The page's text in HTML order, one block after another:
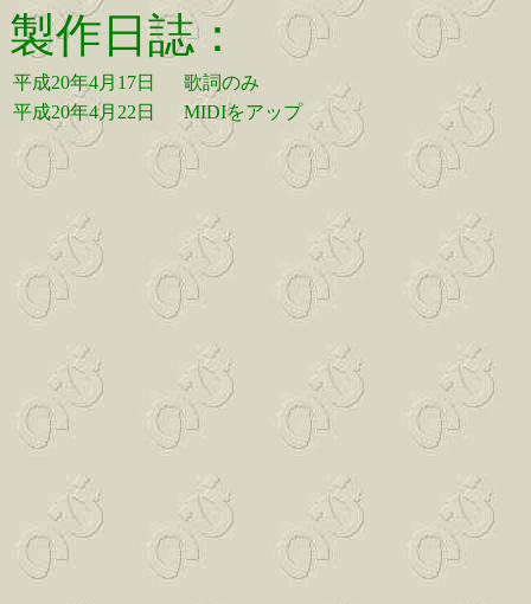
製作日誌：
平成20年4月17日
歌詞のみ
平成20年4月22日
MIDIをアップ